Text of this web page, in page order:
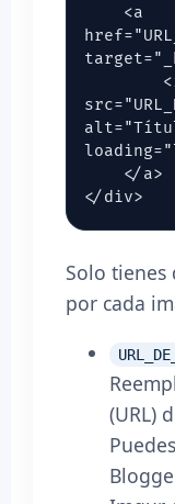
</div>
Solo
por cada
(URL)